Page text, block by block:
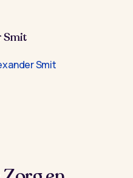
Smit
Smit